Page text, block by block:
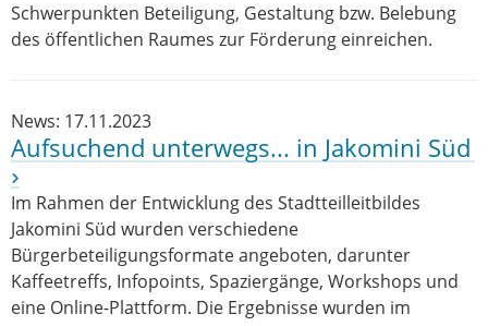
Schwerpunkten Beteiligung, Gestaltung bzw. Belebung
des öffentlichen Raumes zur Förderung einreichen.
News: 17.11.2023
Aufsuchend unterwegs... in Jakomini Süd
Im Rahmen der Entwicklung des Stadtteilleitbildes
Jakomini Süd wurden verschiedene
Bürgerbeteiligungsformate angeboten, darunter
Kaffeetreffs, Infopoints, Spaziergänge, Workshops und
eine Online-Plattform. Die Ergebnisse wurden im